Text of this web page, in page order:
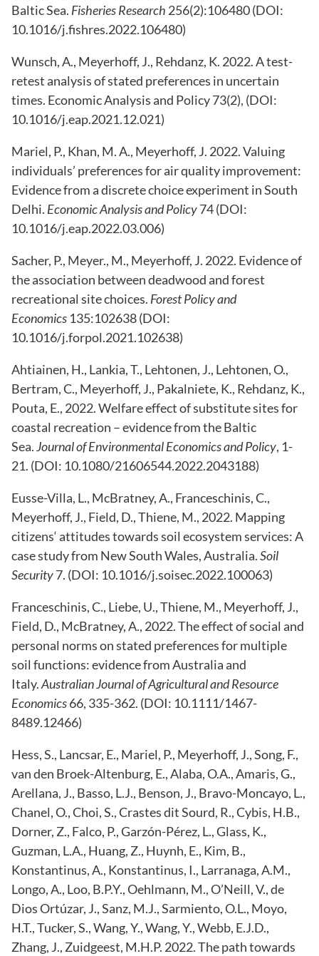
Baltic Sea. Fisheries Research 256(2):106480 (DOI:
10.1016/j.fishres.2022.106480)
Wunsch, A., Meyerhoff, J., Rehdanz, K. 2022. A test-
retest analysis of stated preferences in uncertain
times. Economic Analysis and Policy 73(2), (DOI:
10.1016/j.eap.2021.12.021)
Mariel, P., Khan, M. A., Meyerhoff, J. 2022. Valuing
individuals’ preferences for air quality improvement:
Evidence from a discrete choice experiment in South
Delhi. Economic Analysis and Policy74 (DOI:
10.1016/j.eap.2022.03.006)
Sacher, P., Meyer., M., Meyerhoff, J. 2022. Evidence of
the association between deadwood and forest
recreational site choices. Forest Policy and
Economics 135:102638 (DOI:
10.1016/j.forpol.2021.102638)
Ahtiainen, H., Lankia, T., Lehtonen, J., Lehtonen, O.,
Bertram, C., Meyerhoff, J., Pakalniete, K., Rehdanz, K.,
Pouta, E., 2022. Welfare effect of substitute sites for
coastal recreation – evidence from the Baltic
Sea.Journal of Environmental Economics and Policy, 1-
21. (DOI: 10.1080/21606544.2022.2043188)
Eusse-Villa, L., McBratney, A., Franceschinis, C.,
Meyerhoff, J., Field, D., Thiene, M., 2022. Mapping
citizens‘ attitudes towards soil ecosystem services: A
case study from New South Wales, Australia.Soil
Security7. (DOI: 10.1016/j.soisec.2022.100063)
Franceschinis, C., Liebe, U., Thiene, M., Meyerhoff, J.,
Field, D., McBratney, A., 2022. The effect of social and
personal norms on stated preferences for multiple
soil functions: evidence from Australia and
Italy.Australian Journal of Agricultural and Resource
Economics66, 335-362. (DOI: 10.1111/1467-
8489.12466)
Hess, S., Lancsar, E., Mariel, P., Meyerhoff, J., Song, F.,
van den Broek-Altenburg, E., Alaba, O.A., Amaris, G.,
Arellana, J., Basso, L.J., Benson, J., Bravo-Moncayo, L.,
Chanel, O., Choi, S., Crastes dit Sourd, R., Cybis, H.B.,
Dorner, Z., Falco, P., Garzón-Pérez, L., Glass, K.,
Guzman, L.A., Huang, Z., Huynh, E., Kim, B.,
Konstantinus, A., Konstantinus, I., Larranaga, A.M.,
Longo, A., Loo, B.P.Y., Oehlmann, M., O’Neill, V., de
Dios Ortúzar, J., Sanz, M.J., Sarmiento, O.L., Moyo,
H.T., Tucker, S., Wang, Y., Wang, Y., Webb, E.J.D.,
Zhang, J., Zuidgeest, M.H.P. 2022. The path towards